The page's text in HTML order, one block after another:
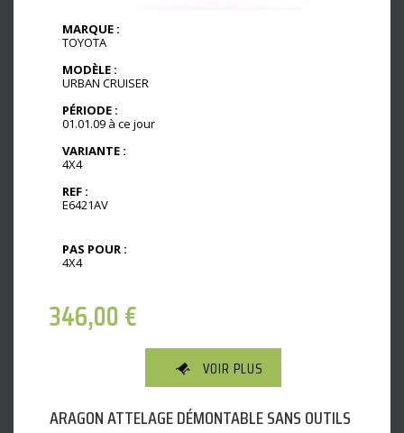
MARQUE :
TOYOTA
MODÈLE :
URBAN CRUISER
PÉRIODE :
01.01.09 à ce jour
VARIANTE :
4X4
REF :
E6421AV
PAS POUR :
4X4
346,00€
VOIR PLUS
ARAGON ATTELAGE DÉMONTABLE SANS OUTILS